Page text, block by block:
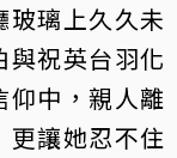
玻璃上久久未
與祝英台羽化
仰中，親人離
更讓她忍不住